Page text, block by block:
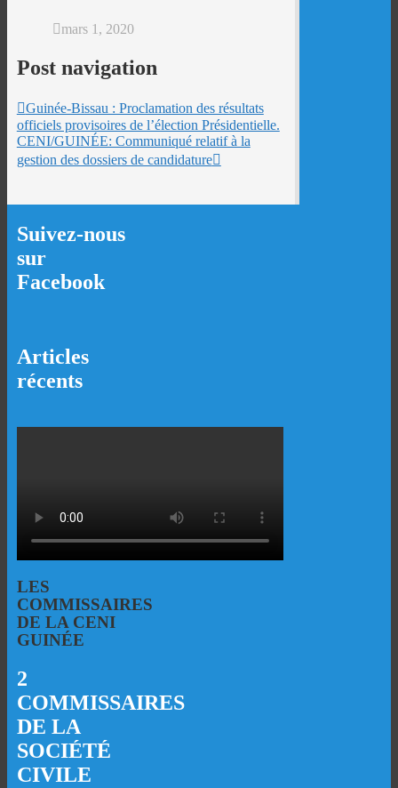
mars 1, 2020
Post navigation
Guinée-Bissau : Proclamation des résultats
officiels provisoires de l’élection Présidentielle.
CENI/GUINÉE: Communiqué relatif à la
gestion des dossiers de candidature
Suivez-nous
sur
Facebook
Articles
récents
LES
COMMISSAIRES
DE LA CENI
GUINÉE
2
COMMISSAIRES
DE LA
SOCIÉTÉ
CIVILE